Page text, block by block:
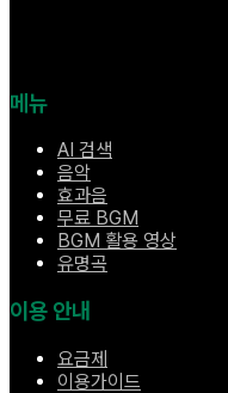
메뉴
AI 검색
음악
효과음
무료 BGM
BGM 활용 영상
유명곡
이용 안내
요금제
이용가이드